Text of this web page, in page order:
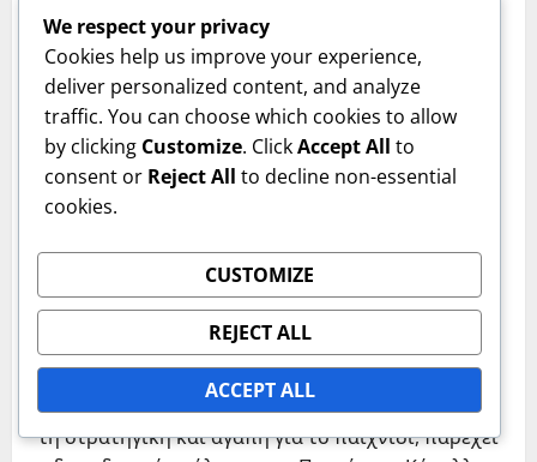
Author
Μια παθιασμένη αναλύτρια αθλητισμού και
συγγραφέας, η Ισαβέλλα έχει αφιερώσει την
καριέρα της στην ανάλυση των λεπτομερειών του
διεθνούς ποδοσφαίρου. Με οξυδερκή ματιά για
τη στρατηγική και αγάπη για το παιχνίδι, παρέχει
We respect your privacy
Cookies help us improve your experience,
deliver personalized content, and analyze
traffic. You can choose which cookies to allow
by clicking Customize. ClickAccept All to
consent or Reject All to decline non-essential
cookies.
CUSTOMIZE
REJECT ALL
ACCEPT ALL